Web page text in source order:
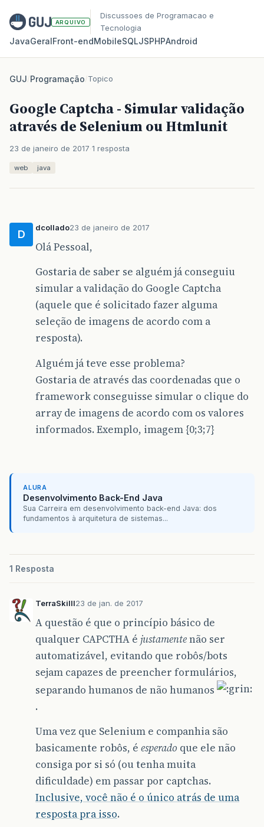
ARQUIVO
Discussoes de Programacao e
Tecnologia
JavaGeralFront‑endMobileSQLJSPHPAndroid
GUJ/Programação/Topico
Google Captcha - Simular validação
através de Selenium ou Htmlunit
23 de janeiro de 2017 1 resposta
web java
D
dcollado23 de janeiro de 2017
Olá Pessoal,
Gostaria de saber se alguém já conseguiu
simular a validação do Google Captcha
(aquele que é solicitado fazer alguma
seleção de imagens de acordo com a
resposta).
Alguém já teve esse problema?
Gostaria de através das coordenadas que o
framework conseguisse simular o clique do
array de imagens de acordo com os valores
informados. Exemplo, imagem {0;3;7}
ALURA
Desenvolvimento Back-End Java
Sua Carreira em desenvolvimento back-end Java: dos
fundamentos à arquitetura de sistemas...
1 Resposta
TerraSkilll23 de jan. de 2017
A questão é que o princípio básico de
qualquer CAPCTHA é justamentenão ser
automatizável, evitando que robôs/bots
sejam capazes de preencher formulários,
separando humanos de não humanos
.
Uma vez que Selenium e companhia são
basicamente robôs, é esperado que ele não
consiga por si só (ou tenha muita
dificuldade) em passar por captchas.
Inclusive, você não é o único atrás de uma
resposta pra isso.